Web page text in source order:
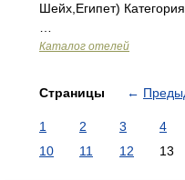
Шейх,Египет)
Каталог отелей
Страницы ←
1 2 3 4
10
11 12 13